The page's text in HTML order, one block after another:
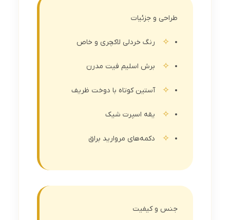
طراحی و جزئیات
رنگ خردلی لاکچری و خاص
برش اسلیم فیت مدرن
آستین کوتاه با دوخت ظریف
یقه اسپرت شیک
دکمه‌های مروارید براق
جنس و کیفیت